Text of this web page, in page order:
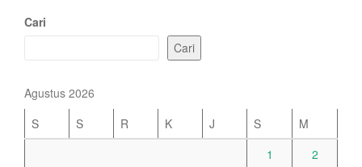
Cari
Cari
Agustus 2026
S
S R K J S
M
1
2